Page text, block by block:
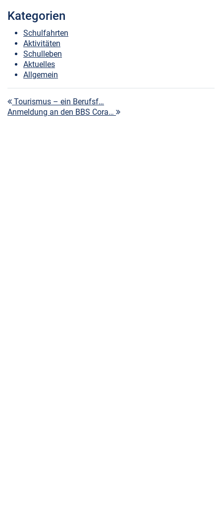
Kategorien
Schulfahrten
Aktivitäten
Schulleben
Aktuelles
Allgemein
Beitragsnavigation
Tourismus – ein Berufsf…
Anmeldung an den BBS Cora…